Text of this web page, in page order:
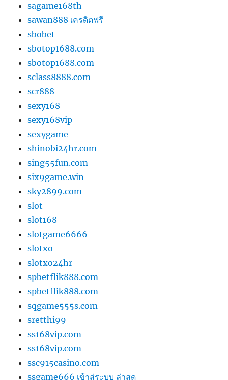
sagame168th
sawan888 เครดิตฟรี
sbobet
sbotop1688.com
sbotop1688.com
sclass8888.com
scr888
sexy168
sexy168vip
sexygame
shinobi24hr.com
sing55fun.com
six9game.win
sky2899.com
slot
slot168
slotgame6666
slotxo
slotxo24hr
spbetflik888.com
spbetflik888.com
sqgame555s.com
sretthi99
ss168vip.com
ss168vip.com
ssc915casino.com
ssgame666 เข้าสู่ระบบ ล่าสุด